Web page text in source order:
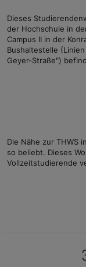
Dieses
der Hochschule in
Campus II in der
Bushaltestelle
Geyer-Straße")
Die Nähe zur THWS
so beliebt. Dieses
Vollzeitstudierende